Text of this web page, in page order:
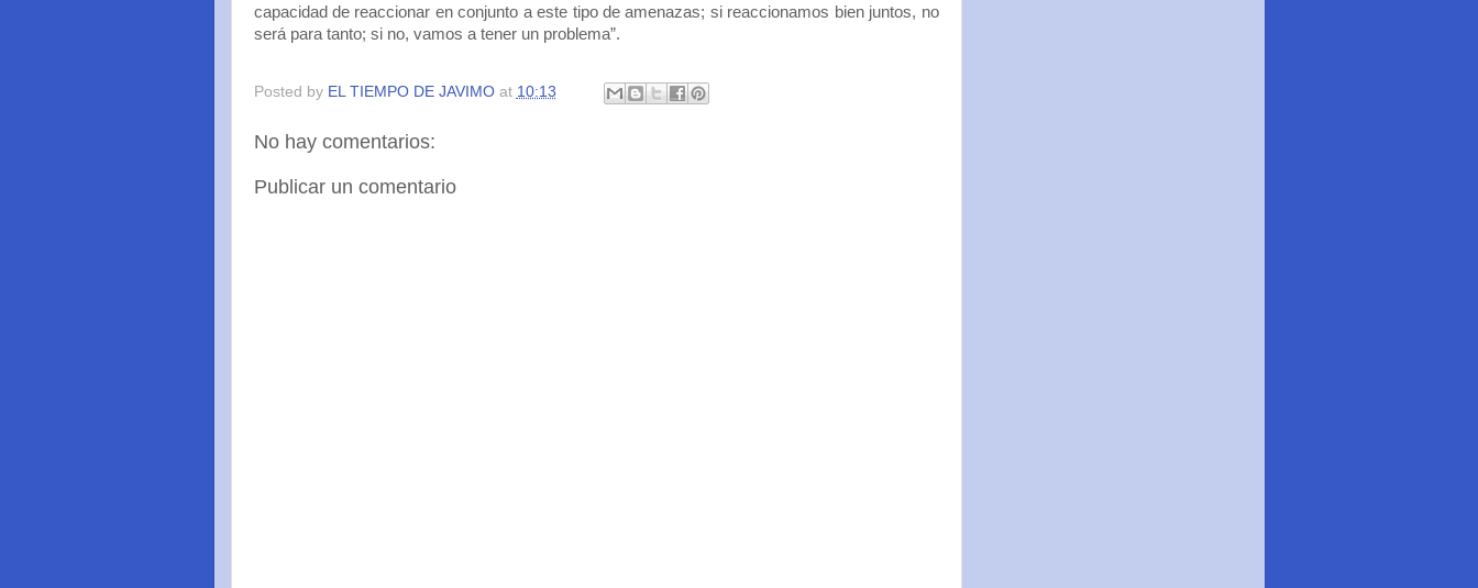
capacidad de reaccionar en conjunto a este tipo de amenazas; si reaccionamos bien juntos, no
será para tanto; si no, vamos a tener un problema”.
Posted by EL TIEMPO DE JAVIMO at 10:13
No hay comentarios:
Publicar un comentario